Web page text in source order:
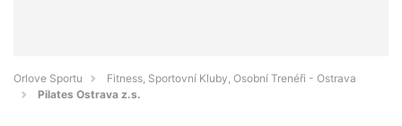
Orlove Sportu
Fitness, Sportovní Kluby, Osobní Trenéři - Ostrava
Pilates Ostrava z.s.